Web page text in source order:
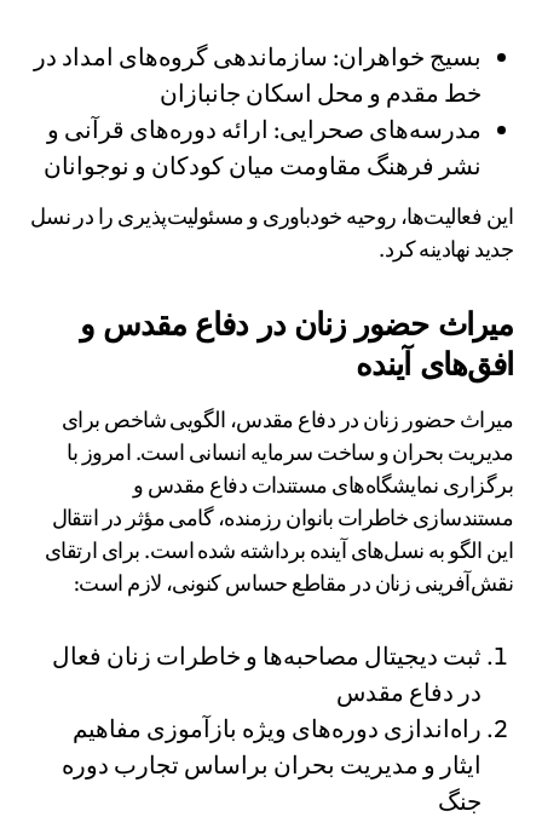
بسیج خواهران: سازماندهی گروه‌های امداد در
خط مقدم و محل اسکان جانبازان
مدرسه‌های صحرایی: ارائه دوره‌های قرآنی و
نشر فرهنگ مقاومت میان کودکان و نوجوانان
این فعالیت‌ها، روحیه خودباوری و مسئولیت‌پذیری را در نسل
جدید نهادینه کرد.
میراث حضور زنان در دفاع مقدس و
افق‌های آینده
میراث حضور زنان در دفاع مقدس، الگویی شاخص برای
مدیریت بحران و ساخت سرمایه انسانی است. امروز با
برگزاری نمایشگاه‌های مستندات دفاع مقدس و
مستندسازی خاطرات بانوان رزمنده، گامی مؤثر در انتقال
این الگو به نسل‌های آینده برداشته شده است. برای ارتقای
نقش‌آفرینی زنان در مقاطع حساس کنونی، لازم است:
ثبت دیجیتال مصاحبه‌ها و خاطرات زنان فعال
در دفاع مقدس
راه‌اندازی دوره‌های ویژه بازآموزی مفاهیم
ایثار و مدیریت بحران براساس تجارب دوره
جنگ